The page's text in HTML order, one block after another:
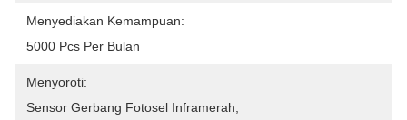
Menyediakan Kemampuan:
5000 Pcs Per Bulan
Menyoroti:
Sensor Gerbang Fotosel Inframerah